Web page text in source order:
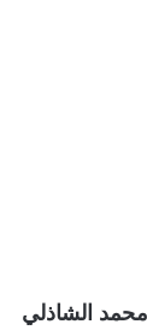
محمد الشاذلي